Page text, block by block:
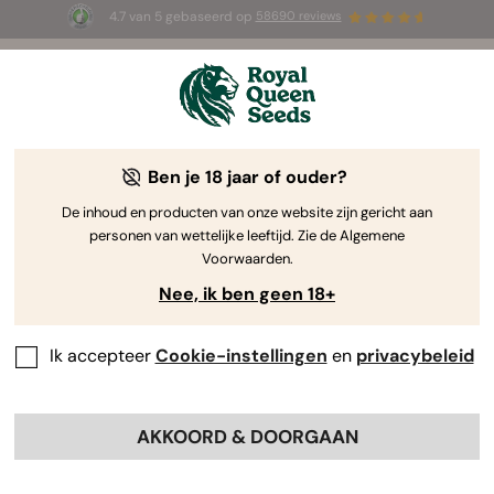
4.7 van 5 gebaseerd op 58690 reviews
3 White Widow Auto zaadjesGRATIS voor de
The RQS Blog
Wietwetenschap en gezondheid
Van het bepalen van de kweekruimte tot de benodigde
binnenkweekprojecten betreft. Soms zie je door de
bomen het bos niet meer en weet je niet waar je moet
Ben je 18 jaar of ouder?
De inhoud en producten van onze website zijn gericht aan
personen van wettelijke leeftijd. Zie de Algemene
Voorwaarden.
Nee, ik ben geen 18+
Ik accepteerCookie-instellingen en privacybeleid
AKKOORD & DOORGAAN